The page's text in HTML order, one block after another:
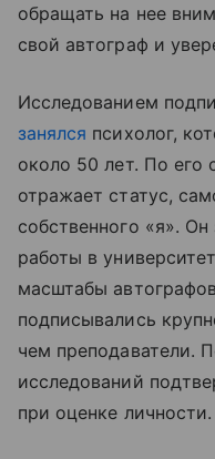
обращать на нее
свой автограф и
Исследованием
занялся психолог,
около 50 лет. По его
отражает статус,
собственного «я».
работы в
масштабы
подписывались
чем преподаватели.
исследований
при оценке личности.